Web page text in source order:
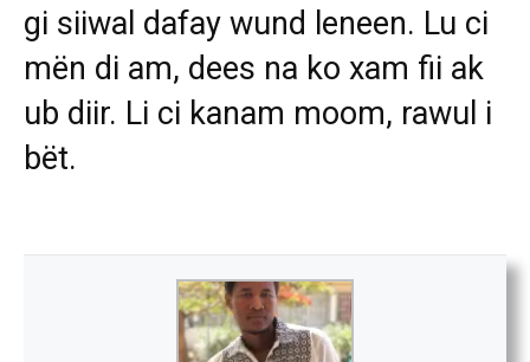
gi siiwal dafay wund leneen. Lu ci
mën di am, dees na ko xam fii ak
ub diir. Li ci kanam moom, rawul i
bët.